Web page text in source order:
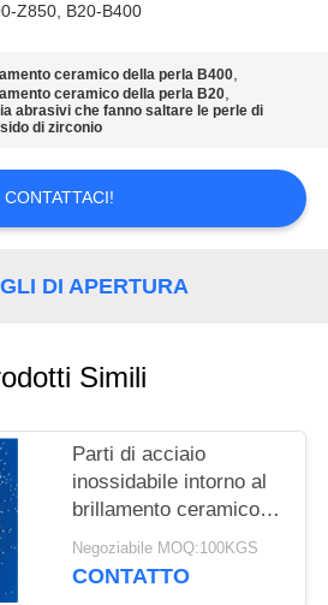
Z850, B20-B400
ceramico della perla B400,
ceramico della perla B20,
abrasivi che fanno saltare le perle di
di zirconio
CONTATTACI!
DI APERTURA
Simili
Parti di acciaio
inossidabile intorno al
brillamento ceramico
solido della perla
Negoziabile MOQ:100KGS
CONTATTO